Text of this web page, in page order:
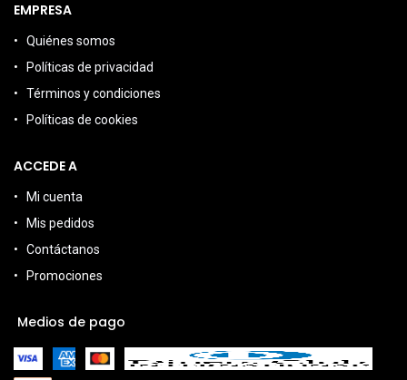
EMPRESA
Quiénes somos
Políticas de privacidad
Términos y condiciones
Políticas de cookies
ACCEDE A
Mi cuenta
Mis pedidos
Contáctanos
Promociones
Medios de pago